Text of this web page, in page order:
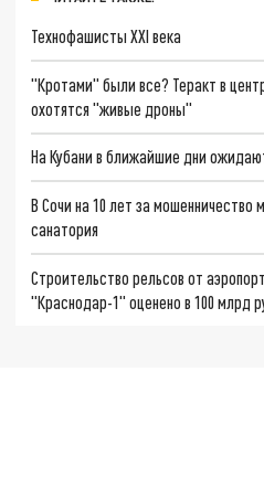
Технофашисты XXI века
"Кротами" были все? Теракт в
охотятся "живые дроны"
На Кубани в ближайшие дни
В Сочи на 10 лет за мошенничество
санатория
Строительство рельсов от
"Краснодар-1" оценено в 100 млрд